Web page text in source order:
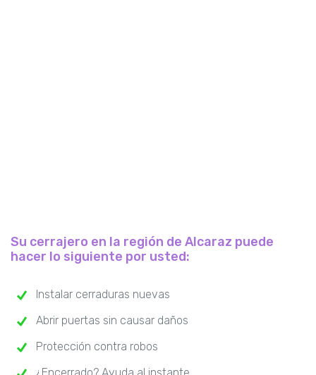
Su cerrajero en la región de Alcaraz puede
hacer lo siguiente por usted:
Instalar cerraduras nuevas
Abrir puertas sin causar daños
Protección contra robos